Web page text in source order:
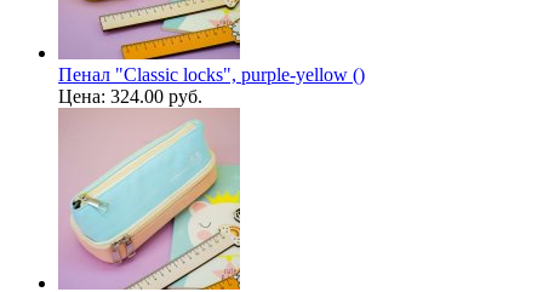
Пенал "Classic locks", purple-yellow ()
Цена: 324.00 руб.